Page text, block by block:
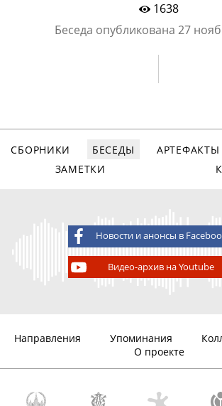
1638
Беседа опубликована 27
СБОРНИКИ БЕСЕДЫ АРТЕФАКТЫ
ЗАМЕТКИ
Новости и анонсы в
Видео-архив на Youtube
Направления Упоминания
О проекте